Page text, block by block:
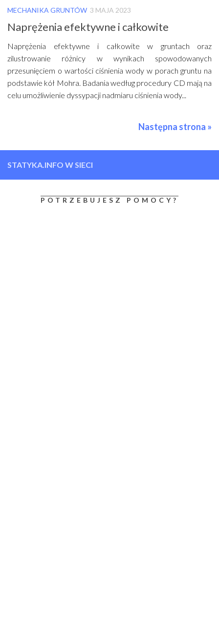
MECHANIKA GRUNTÓW 3 MAJA 2023
Naprężenia efektywne i całkowite
Naprężenia efektywne i całkowite w gruntach oraz
zilustrowanie różnicy w wynikach spowodowanych
przesunięciem o wartości ciśnienia wody w porach gruntu na
podstawie kół Mohra. Badania według procedury CD mają na
celu umożliwienie dyssypacji nadmiaru ciśnienia wody...
Następna strona »
STATYKA.INFO W SIECI
POTRZEBUJESZ POMOCY?